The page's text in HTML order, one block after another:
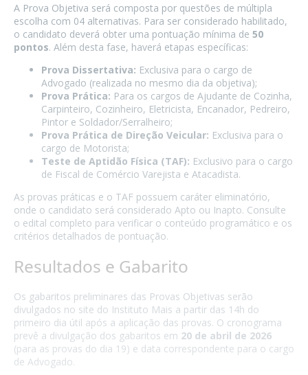
A Prova Objetiva será composta por questões de múltipla
escolha com 04 alternativas. Para ser considerado habilitado,
o candidato deverá obter uma pontuação mínima de 50
pontos. Além desta fase, haverá etapas específicas:
Prova Dissertativa: Exclusiva para o cargo de
Advogado (realizada no mesmo dia da objetiva);
Prova Prática: Para os cargos de Ajudante de Cozinha,
Carpinteiro, Cozinheiro, Eletricista, Encanador, Pedreiro,
Pintor e Soldador/Serralheiro;
Prova Prática de Direção Veicular: Exclusiva para o
cargo de Motorista;
Teste de Aptidão Física (TAF): Exclusivo para o cargo
de Fiscal de Comércio Varejista e Atacadista.
As provas práticas e o TAF possuem caráter eliminatório,
onde o candidato será considerado Apto ou Inapto. Consulte
o edital completo para verificar o conteúdo programático e os
critérios detalhados de pontuação.
Resultados e Gabarito
Os gabaritos preliminares das Provas Objetivas serão
divulgados no site do Instituto Mais a partir das 14h do
primeiro dia útil após a aplicação das provas. O cronograma
prevê a divulgação dos gabaritos em 20 de abril de 2026
(para as provas do dia 19) e data correspondente para o cargo
de Advogado.